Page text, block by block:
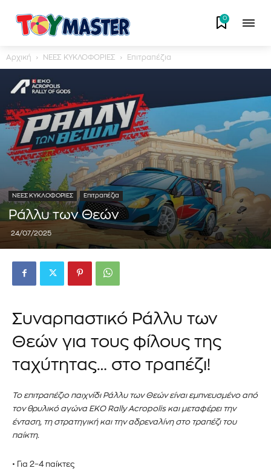
0
Αρχική ΝΕΕΣ ΚΥΚΛΟΦΟΡΙΕΣ Επιτραπέζια
ΝΕΕΣ ΚΥΚΛΟΦΟΡΙΕΣ Επιτραπέζια
Ράλλυ των Θεών
24/07/2025
Συναρπαστικό Ράλλυ των
Θεών για τους φίλους της
ταχύτητας… στο τραπέζι!
Το επιτραπέζιο παιχνίδι Ράλλυ των Θεών είναι εμπνευσμένο από
τον θρυλικό αγώνα EKO Rally Acropolis και μεταφέρει την
ένταση, τη στρατηγική και την αδρεναλίνη στο τραπέζι του
παίκτη.
• Για 2–4 παίκτες